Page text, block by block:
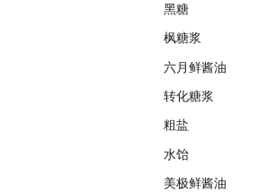
黑糖
枫糖浆
六月鲜酱油
转化糖浆
粗盐
水饴
美极鲜酱油